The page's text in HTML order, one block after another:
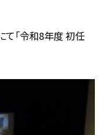
て「令和8年度 初任